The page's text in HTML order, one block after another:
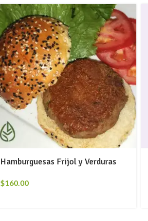
Hamburguesas Frijol y Verduras
$160.00